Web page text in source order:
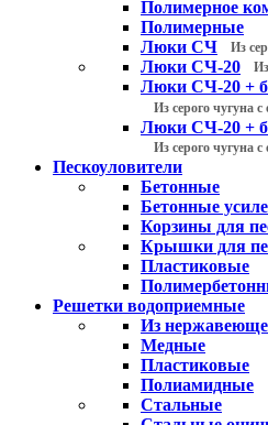
Полимерное
Полимерные
Люки СЧ
Из
Люки СЧ-20
Люки СЧ-20 +
Из серого чугуна
Люки СЧ-20 +
Из серого чугуна
Пескоуловители
Бетонные
Бетонные
Корзины для
Крышки для
Пластиковые
Решетки водоприемные
Из
Медные
Пластиковые
Полиамидные
Стальные